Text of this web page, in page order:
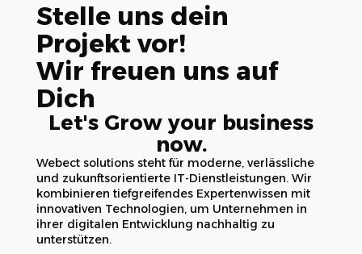
Stelle uns dein
Projekt vor!
Wir freuen uns auf
Dich
Let's Grow your business
now.
Webect solutions steht für moderne, verlässliche
und zukunftsorientierte IT-Dienstleistungen. Wir
kombinieren tiefgreifendes Expertenwissen mit
innovativen Technologien, um Unternehmen in
ihrer digitalen Entwicklung nachhaltig zu
unterstützen.